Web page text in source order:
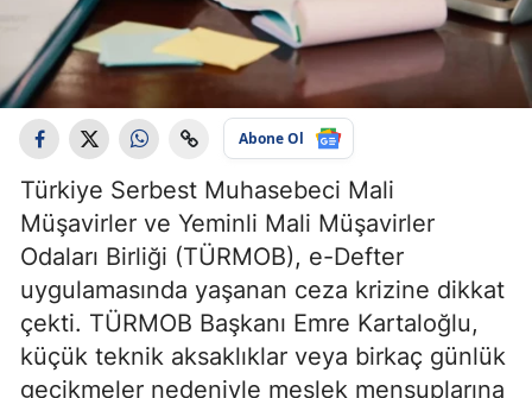
Abone Ol
Türkiye Serbest Muhasebeci Mali
Müşavirler ve Yeminli Mali Müşavirler
Odaları Birliği (TÜRMOB), e-Defter
uygulamasında yaşanan ceza krizine dikkat
çekti. TÜRMOB Başkanı Emre Kartaloğlu,
küçük teknik aksaklıklar veya birkaç günlük
gecikmeler nedeniyle meslek mensuplarına